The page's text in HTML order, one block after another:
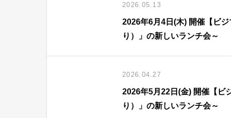
2026.05.13
2026年6月4日(木) 開催【ビ
り）」の新しいランチ会～
2026.04.27
2026年5月22日(金) 開催【ビ
り）」の新しいランチ会～